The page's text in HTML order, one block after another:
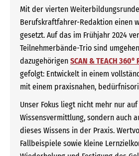
Mit der vierten
Berufskraftfahrer-Redaktion einen
gesetzt. Auf das im Frühjahr 2024
Teilnehmerbände-Trio sind
dazugehörigen SCAN & TEACH 360°
gefolgt: Entwickelt in einem
mit einem praxisnahen,
Unser Fokus liegt nicht mehr nur
Wissensvermittlung, sondern auch
dieses Wissens in der Praxis.
Fallbeispiele sowie kleine